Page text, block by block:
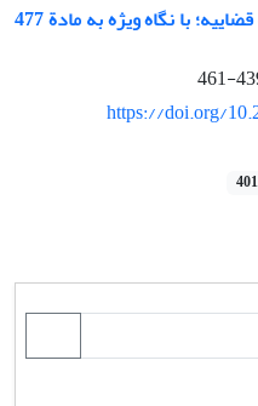
تأملی بر «صلاحیت قضایی» رئیس قوة قضاییه؛ با نگاه ویژه به مادة 477
https://doi.org/